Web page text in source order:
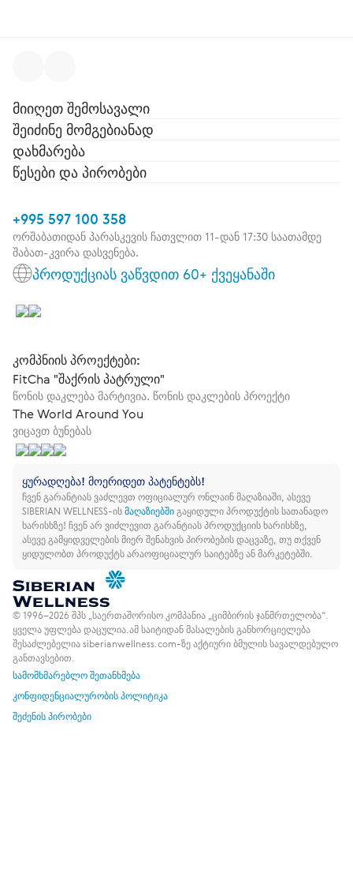
მიიღეთ შემოსავალი
შეიძინე მომგებიანად
დახმარება
წესები და პირობები
+995 597 100 358
ორშაბათიდან პარასკევის ჩათვლით 11-დან 17:30 საათამდე
შაბათ-კვირა დასვენება.
პროდუქციას ვაწვდით 60+ ქვეყანაში
კომპნიის პროექტები:
FitCha "შაქრის პატრული"
წონის დაკლება მარტივია. წონის დაკლების პროექტი
The World Around You
ვიცავთ ბუნებას
ყურადღება! მოერიდეთ პატენტებს!
ჩვენ გარანტიას ვაძლევთ ოფიციალურ ონლაინ მაღაზიაში, ასევე
SIBERIAN WELLNESS-ისმაღაზიებშიგაყიდული პროდუქტის სათანადო
ხარისხზე! ჩვენ არ ვიძლევით გარანტიას პროდუქციის ხარისხზე,
ასევე გამყიდველების მიერ შენახვის პირობების დაცვაზე, თუ თქვენ
ყიდულობთ პროდუქტს არაოფიციალურ საიტებზე ან მარკეტებში.
© 1996–2026 შპს „საერთაშორისო კომპანია „ციმბირის ჯანმრთელობა“.
ყველა უფლება დაცულია. ამ საიტიდან მასალების განხორციელება
შესაძლებელია siberianwellness.com-ზე აქტიური ბმულის სავალდებულო
განთავსებით.
სამომხმარებლო შეთანხმება
კონფიდენციალურობის პოლიტიკა
შეძენის პირობები